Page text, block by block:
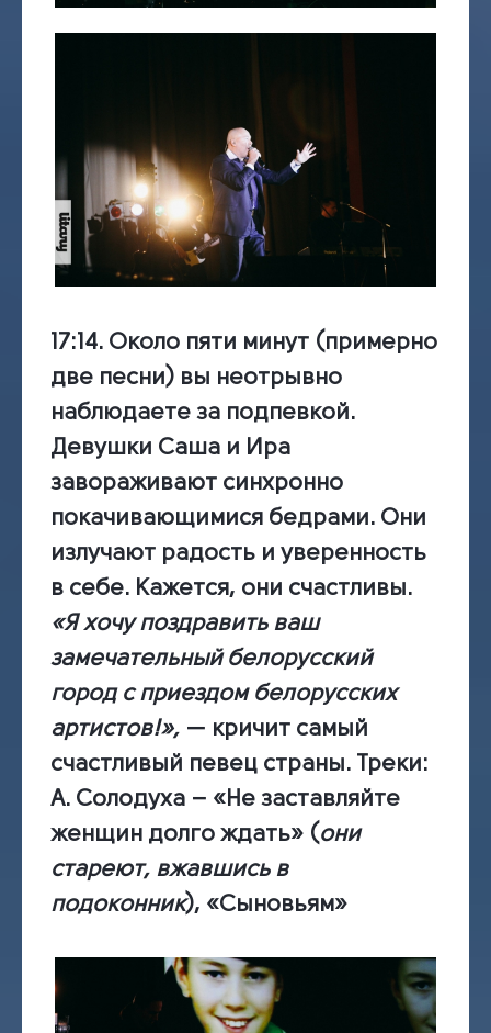
17:14. Около пяти минут (примерно
две песни) вы неотрывно
наблюдаете за подпевкой.
Девушки Саша и Ира
завораживают синхронно
покачивающимися бедрами. Они
излучают радость и уверенность
в себе. Кажется, они счастливы.
«Я хочу поздравить ваш
замечательный белорусский
город с приездом белорусских
артистов!», — кричит самый
счастливый певец страны. Треки:
А. Солодуха – «Не заставляйте
женщин долго ждать» (они
стареют, вжавшись в
подоконник), «Сыновьям»